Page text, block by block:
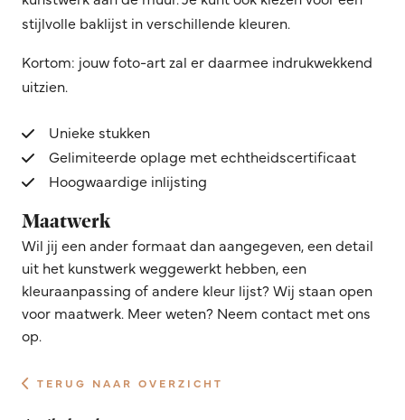
stijlvolle baklijst in verschillende kleuren.
Kortom: jouw foto-art zal er daarmee indrukwekkend
uitzien.
Unieke stukken
Gelimiteerde oplage met echtheidscertificaat
Hoogwaardige inlijsting
Maatwerk
Wil jij een ander formaat dan aangegeven, een detail
uit het kunstwerk weggewerkt hebben, een
kleuraanpassing of andere kleur lijst? Wij staan open
voor maatwerk. Meer weten? Neem contact met ons
op.
TERUG NAAR OVERZICHT